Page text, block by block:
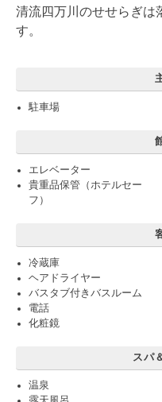
清流四万川のせせらぎは
す。
駐車場
エレベーター
貴重品保管（ホテルセー
フ）
冷蔵庫
ヘアドライヤー
バスタブ付きバスルーム
電話
化粧鏡
スパ
温泉